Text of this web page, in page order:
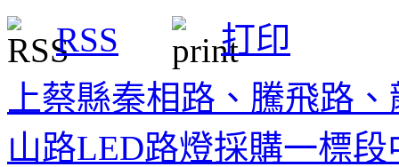
RSS
打印
上蔡縣秦相路、騰飛路
山路LED路燈採購一標段